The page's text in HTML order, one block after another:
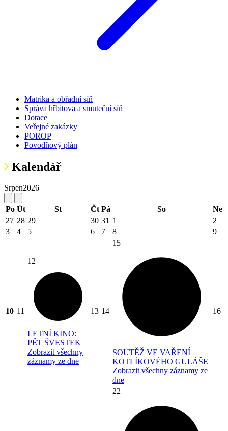
Matrika a obřadní síň
Správa hřbitova a smuteční síň
Dotace
Veřejné zakázky
POROP
Povodňový plán
Kalendář
Srpen2026
Po Út St Čt Pá So
Ne
27 28 29 30 31 1
2
3
4 5 6 7 8 9
10 11
12
LETNÍ KINO:
PĚT ŠVESTEK
Zobrazit všechny
záznamy ze dne
13 14
15
SOUTĚŽ VE VAŘENÍ
KOTLÍKOVÉHO GULÁŠE
Zobrazit všechny záznamy ze
dne
16
22